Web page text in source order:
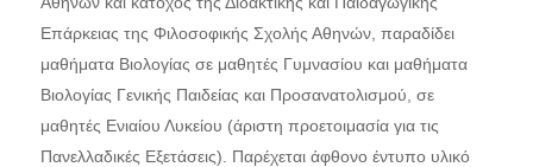
Επάρκειας της Φιλοσοφικής Σχολής Αθηνών, παραδίδει
μαθήματα Βιολογίας σε μαθητές Γυμνασίου και μαθήματα
Βιολογίας Γενικής Παιδείας και Προσανατολισμού, σε
μαθητές Ενιαίου Λυκείου (άριστη προετοιμασία για τις
Πανελλαδικές Εξετάσεις). Παρέχεται άφθονο έντυπο υλικό